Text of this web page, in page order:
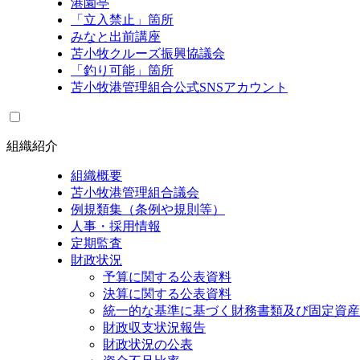
港園亭
「立入禁止」箇所
みなと出前講座
苫小牧クルーズ振興協議会
「釣り可能」箇所
苫小牧港管理組合公式SNSアカウント
組織紹介
組織概要
苫小牧港管理組合議会
例規類集（条例や規則等）
人事・採用情報
定期監査
財政状況
予算に関する公表資料
決算に関する公表資料
統一的な基準に基づく財務書類及び固定資
財政収支状況報告
財政状況の公表